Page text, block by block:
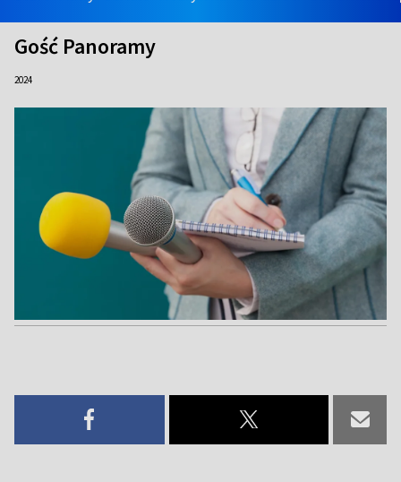
Gość Panoramy
2024